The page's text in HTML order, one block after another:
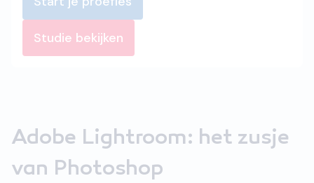
Studie bekijken
Adobe Lightroom: het zusje
van Photoshop